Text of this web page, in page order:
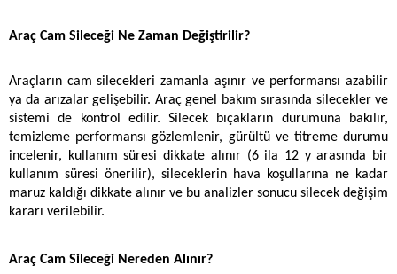
Araç Cam Sileceği Ne Zaman Değiştirilir?
Araçların cam silecekleri zamanla aşınır ve performansı azabilir
ya da arızalar gelişebilir. Araç genel bakım sırasında silecekler ve
sistemi de kontrol edilir. Silecek bıçakların durumuna bakılır,
temizleme performansı gözlemlenir, gürültü ve titreme durumu
incelenir, kullanım süresi dikkate alınır (6 ila 12 y arasında bir
kullanım süresi önerilir), sileceklerin hava koşullarına ne kadar
maruz kaldığı dikkate alınır ve bu analizler sonucu silecek değişim
kararı verilebilir.
Araç Cam Sileceği Nereden Alınır?